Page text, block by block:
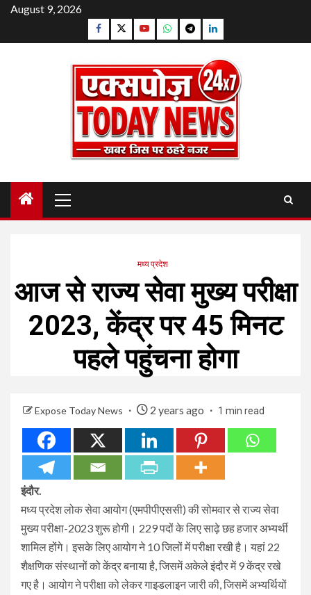
Skip
content
August 9, 2026
Facebook
TwitterYouTubeWhatsapp
TelegramLinkedin
Menu
मध्य प्रदेश
आज से राज्य सेवा मुख्य परीक्षा
2023, केंद्र पर 45 मिनट
पहले पहुंचना होगा
Expose Today News 2 years ago 1 min read
इंदौर.
मध्य प्रदेश लोक सेवा आयोग (एमपीपीएससी) की सोमवार से राज्य सेवा
मुख्य परीक्षा-2023 शुरू होगी। 229 पदों के लिए साढ़े छह हजार अभ्यर्थी
शामिल होंगे। इसके लिए आयोग ने 10 जिलों में परीक्षा रखी है। यहां 22
शैक्षणिक संस्थानों को केंद्र बनाया है, जिसमें अकेले इंदौर में 9 केंद्र रखे
गए है। आयोग ने परीक्षा को लेकर गाइडलाइन जारी की, जिसमें अभ्यर्थियों